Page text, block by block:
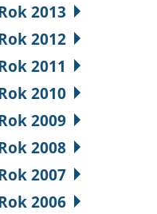
2013
2012
2011
2010
2009
2008
2007
2006